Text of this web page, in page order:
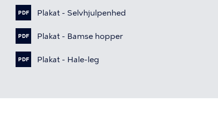
Fil
PDF Plakat - Selvhjulpenhed
Fil
PDF Plakat - Bamse hopper
Fil
PDF Plakat - Hale-leg